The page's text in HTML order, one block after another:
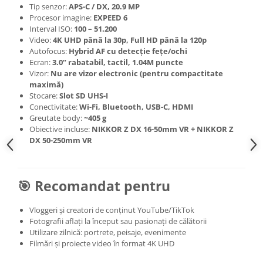
Genti foto
Genti Holster TopLoader
Genti, Troller Video
Rucsacuri Foto
Only One Shoulder - SlingShot
Tocuri si huse protectie aparate
Hamuri si Centuri foto
Curele Aparat - Umar
Hand Strap / Grip
Accesorii genti si trollere
Solid-State Drive (SSD)
Video / Camere si accesorii
Tip senzor:APS-C / DX, 20.9 MP
Procesor imagine: EXPEED 6
Interval ISO: 100 – 51.200
Video:4K UHD până la 30p, Full HD până la 120p
Autofocus: Hybrid AF cu detecție fețe/ochi
Ecran:3.0” rabatabil, tactil, 1.04M puncte
Vizor: Nu are vizor electronic (pentru compactitate
maximă)
Stocare:Slot SD UHS-I
Conectivitate:Wi-Fi, Bluetooth, USB-C, HDMI
Greutate body:~405 g
Obiective incluse: NIKKOR Z DX 16-50mm VR + NIKKOR Z
DX 50-250mm VR
🎯 Recomandat pentru
Vloggeri și creatori de conținut YouTube/TikTok
Fotografii aflați la început sau pasionați de călătorii
Utilizare zilnică: portrete, peisaje, evenimente
Filmări și proiecte video în format 4K UHD